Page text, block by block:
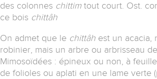
des colonnes chittimtout court. Ost.
ce bois chittâh
On admet que le chittâh est un acacia,
robinier, mais un arbre ou arbrisseau
Mimosoïdées : épineux ou non, à
de folioles ou aplati en une lame verte